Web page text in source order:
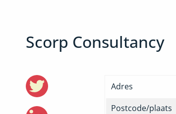
Scorp Consultancy
Adres
Postcode/plaats